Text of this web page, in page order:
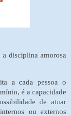
a disciplina amorosa
a cada pessoa o
é a capacidade
de atuar
ou externos